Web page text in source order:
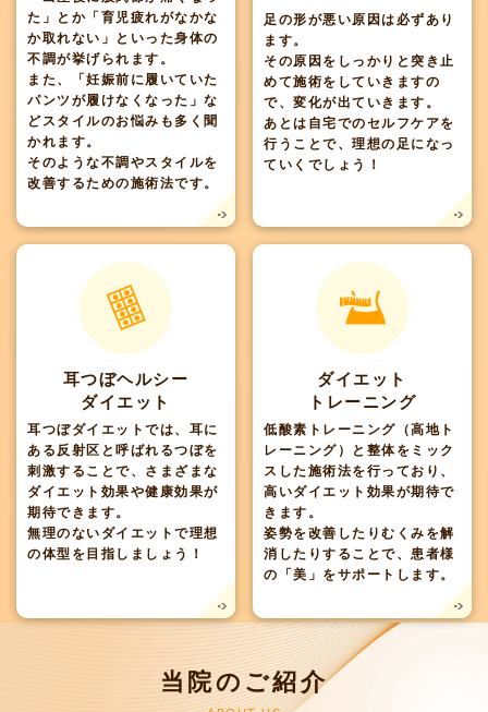
た」とか「育児疲れがなかな
か取れない」といった身体の
不調が挙げられます。
また、「妊娠前に履いていた
パンツが履けなくなった」な
どスタイルのお悩みも多く聞
かれます。
そのような不調やスタイルを
改善するための施術法です。
足の形が悪い原因は必ずあり
ます。
その原因をしっかりと突き止
めて施術をしていきますの
で、変化が出ていきます。
あとは自宅でのセルフケアを
行うことで、理想の足になっ
ていくでしょう！
耳つぼヘルシー
ダイエット
耳つぼダイエットでは、耳に
ある反射区と呼ばれるつぼを
刺激することで、さまざまな
ダイエット効果や健康効果が
期待できます。
無理のないダイエットで理想
の体型を目指しましょう！
ダイエット
トレーニング
低酸素トレーニング（高地ト
レーニング）と整体をミック
スした施術法を行っており、
高いダイエット効果が期待で
きます。
姿勢を改善したりむくみを解
消したりすることで、患者様
の「美」をサポートします。
当院のご紹介